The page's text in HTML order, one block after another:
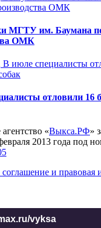
МГТУ им. Баумана
ОМК
отловили 16
vyksa
«Выкса.РФ»
2013 года под
соглашение и
—